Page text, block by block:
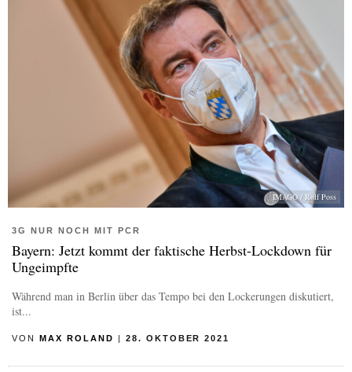
IMAGO / Rolf Poss
3G NUR NOCH MIT PCR
Bayern: Jetzt kommt der faktische Herbst-Lockdown für
Ungeimpfte
Während man in Berlin über das Tempo bei den Lockerungen diskutiert,
ist...
VON MAX ROLAND 28. OKTOBER 2021